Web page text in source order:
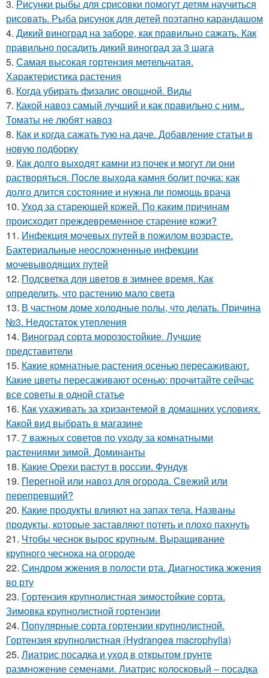
3. Рисунки рыбы для срисовки помогут детям научиться
рисовать. Рыба рисунок для детей поэтапно карандашом
4. Дикий виноград на заборе, как правильно сажать. Как
правильно посадить дикий виноград за 3 шага
5. Самая высокая гортензия метельчатая.
Характеристика растения
6. Когда убирать физалис овощной. Виды
7. Какой навоз самый лучший и как правильно с ним..
Томаты не любят навоз
8. Как и когда сажать тую на даче. Добавление статьи в
новую подборку
9. Как долго выходят камни из почек и могут ли они
растворяться. После выхода камня болит почка: как
долго длится состояние и нужна ли помощь врача
10. Уход за стареющей кожей. По каким причинам
происходит преждевременное старение кожи?
11. Инфекция мочевых путей в пожилом возрасте.
Бактериальные неосложненные инфекции
мочевыводящих путей
12. Подсветка для цветов в зимнее время. Как
определить, что растению мало света
13. В частном доме холодные полы, что делать. Причина
№3. Недостаток утепления
14. Виноград сорта морозостойкие. Лучшие
представители
15. Какие комнатные растения осенью пересаживают.
Какие цветы пересаживают осенью: прочитайте сейчас
все советы в одной статье
16. Как ухаживать за хризантемой в домашних условиях.
Какой вид выбрать в магазине
17. 7 важных советов по уходу за комнатными
растениями зимой. Доминанты
18. Какие Орехи растут в россии. Фундук
19. Перегной или навоз для огорода. Свежий или
перепревший?
20. Какие продукты влияют на запах тела. Названы
продукты, которые заставляют потеть и плохо пахнуть
21. Чтобы чеснок вырос крупным. Выращивание
крупного чеснока на огороде
22. Синдром жжения в полости рта. Диагностика жжения
во рту
23. Гортензия крупнолистная зимостойкие сорта.
Зимовка крупнолистной гортензии
24. Популярные сорта гортензии крупнолистной.
Гортензия крупнолистная (Hydrangea macrophylla)
25. Лиатрис посадка и уход в открытом грунте
размножение семенами. Лиатрис колосковый – посадка